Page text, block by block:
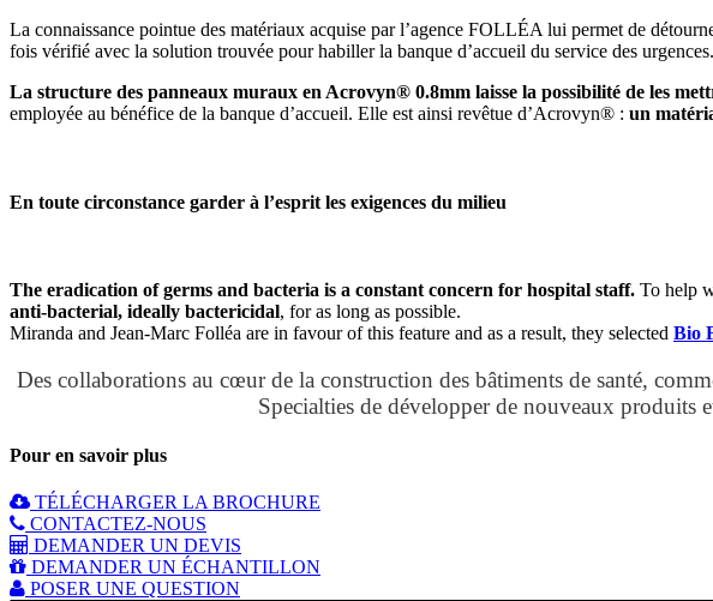
La connaissance pointue des matériaux acquise par l’agence FOLLÉA lui permet de
fois vérifié avec la solution trouvée pour habiller la banque d’accueil du service des urgences.
La structure des panneaux muraux en Acrovyn® 0.8mm laisse la possibilité de les
employée au bénéfice de la banque d’accueil. Elle est ainsi revêtue d’Acrovyn® : un
En toute circonstance garder à l’esprit les exigences du milieu
The eradication of germs and bacteria is a constant concern for hospital staff. To help
anti-bacterial, ideally bactericidal, for as long as possible.
Miranda and Jean-Marc Folléa are in favour of this feature and as a result, they selected Bio
Des collaborations au cœur de la construction des bâtiments de santé,
Specialties de développer de nouveaux produits
Pour en savoir plus
TÉLÉCHARGER LA BROCHURE
CONTACTEZ-NOUS
DEMANDER UN DEVIS
DEMANDER UN ÉCHANTILLON
POSER UNE QUESTION